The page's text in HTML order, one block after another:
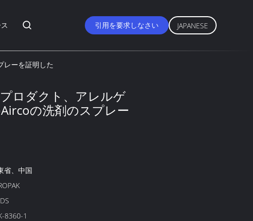
引用を要求しなさい JAPANESE
レーを証明した
ロダクト、アレルゲ
の洗剤のスプレー
省、中国
8360-1